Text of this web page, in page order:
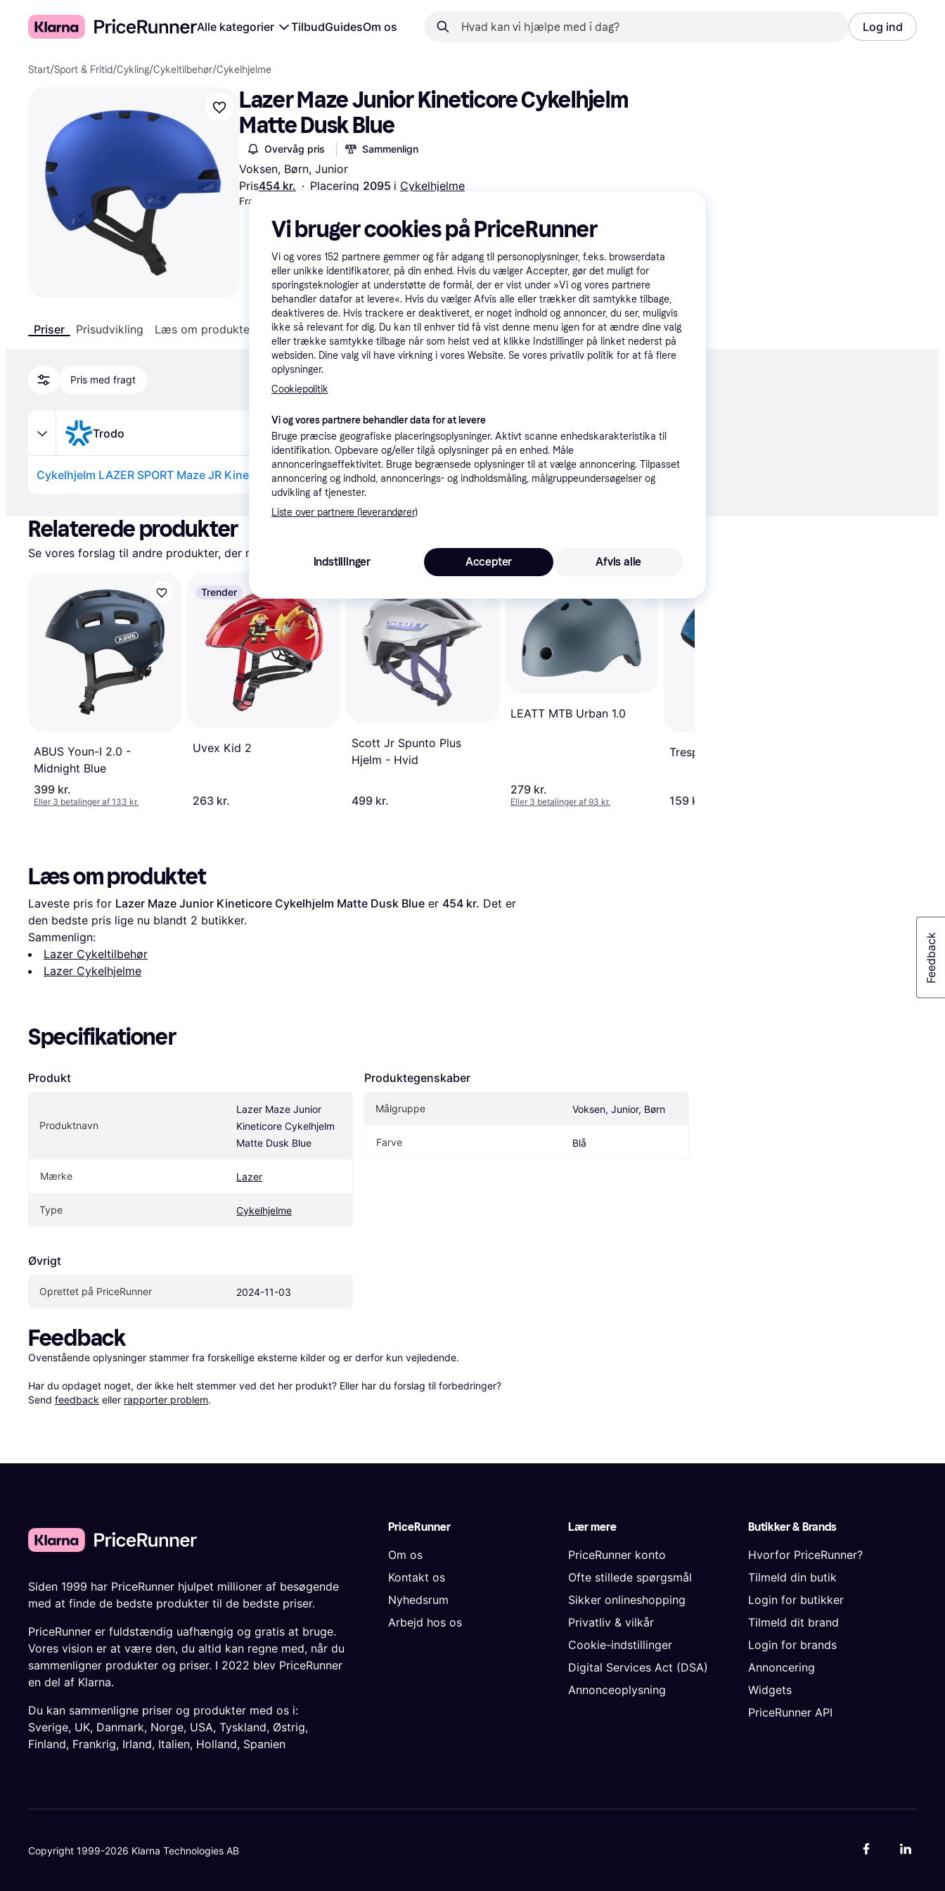
Alle kategorier TilbudGuidesOm os Log ind
Start/Sport & Fritid/Cykling/Cykeltilbehør/Cykelhjelme
Lazer Maze Junior Kineticore Cykelhjelm
Matte Dusk Blue
Overvåg pris Sammenlign
Voksen, Børn, Junior
Pris454 kr. · Placering 2095 i Cykelhjelme
Fra 151 kr./md. med
Priser Prisudvikling Læs om produktet Specifikationer
Pris med fragt
Trodo
Cykelhjelm LAZER SPORT Maze JR KinetiCore 50-56 Dusk Blue. 2-3 dage 454 kr.
Eller 151 kr./md.
Relaterede produkter
Se vores forslag til andre produkter, der matcher dine interesser.
ABUS Youn-I 2.0 -
Midnight Blue
399 kr.
Eller 3 betalinger af 133 kr.
Trender
Uvex Kid 2
263 kr.
Scott Jr Spunto Plus
Hjelm - Hvid
499 kr.
LEATT MTB Urban 1.0
279 kr.
Eller 3 betalinger af 93 kr.
Trespass Cranky Jr
159 kr.
Læs om produktet
Laveste pris for Lazer Maze Junior Kineticore Cykelhjelm Matte Dusk Blue er 454 kr. Det er
den bedste pris lige nu blandt 2 butikker.
Sammenlign:
Lazer Cykeltilbehør
Lazer Cykelhjelme
Specifikationer
Produkt
Produktnavn
Lazer Maze Junior
Kineticore Cykelhjelm
Matte Dusk Blue
Mærke Lazer
Type Cykelhjelme
Øvrigt
Oprettet på PriceRunner 2024-11-03
Produktegenskaber
Målgruppe Voksen, Junior, Børn
Farve Blå
Feedback
Ovenstående oplysninger stammer fra forskellige eksterne kilder og er derfor kun vejledende.
Har du opdaget noget, der ikke helt stemmer ved det her produkt? Eller har du forslag til forbedringer?
Send feedback eller rapporter problem.
PriceRunner
Om os
Kontakt os
Nyhedsrum
Arbejd hos os
Lær mere
PriceRunner konto
Ofte stillede spørgsmål
Sikker onlineshopping
Privatliv & vilkår
Cookie-indstillinger
Digital Services Act (DSA)
Annonceoplysning
Butikker & Brands
Hvorfor PriceRunner?
Tilmeld din butik
Login for butikker
Tilmeld dit brand
Login for brands
Annoncering
Widgets
PriceRunner API
Siden 1999 har PriceRunner hjulpet millioner af besøgende
med at finde de bedste produkter til de bedste priser.
PriceRunner er fuldstændig uafhængig og gratis at bruge.
Vores vision er at være den, du altid kan regne med, når du
sammenligner produkter og priser. I 2022 blev PriceRunner
en del af Klarna.
Du kan sammenligne priser og produkter med os i:
Sverige, UK, Danmark, Norge, USA, Tyskland, Østrig,
Finland, Frankrig, Irland, Italien, Holland, Spanien
Copyright 1999-2026 Klarna Technologies AB
Vi bruger cookies på PriceRunner
Vi og vores 152 partnere gemmer og får adgang til personoplysninger, f.eks. browserdata
eller unikke identifikatorer, på din enhed. Hvis du vælger Accepter, gør det muligt for
sporingsteknologier at understøtte de formål, der er vist under »Vi og vores partnere
behandler datafor at levere«. Hvis du vælger Afvis alle eller trækker dit samtykke tilbage,
deaktiveres de. Hvis trackere er deaktiveret, er noget indhold og annoncer, du ser, muligvis
ikke så relevant for dig. Du kan til enhver tid få vist denne menu igen for at ændre dine valg
eller trække samtykke tilbage når som helst ved at klikke Indstillinger på linket nederst på
websiden. Dine valg vil have virkning i vores Website. Se vores privatliv politik for at få flere
oplysninger.
Cookiepolitik
Vi og vores partnere behandler data for at levere
Bruge præcise geografiske placeringsoplysninger. Aktivt scanne enhedskarakteristika til
identifikation. Opbevare og/eller tilgå oplysninger på en enhed. Måle
annonceringseffektivitet. Bruge begrænsede oplysninger til at vælge annoncering. Tilpasset
annoncering og indhold, annoncerings- og indholdsmåling, målgruppeundersøgelser og
udvikling af tjenester.
Liste over partnere (leverandører)
Indstillinger Afvis alle
Accepter